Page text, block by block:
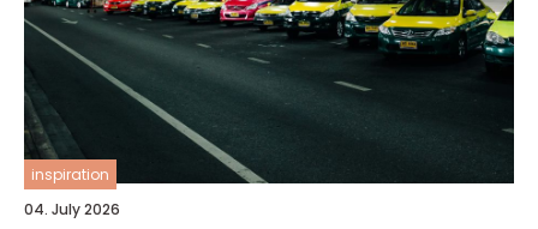
inspiration
04. July 2026